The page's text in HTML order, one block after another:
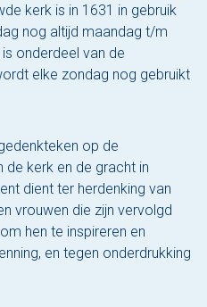
kerk is in 1631 in gebruik
nog altijd maandag t/m
onderdeel van de
elke zondag nog gebruikt
op de
de kerk en de gracht in
dient ter herdenking van
vrouwen die zijn vervolgd
hen te inspireren en
en tegen onderdrukking